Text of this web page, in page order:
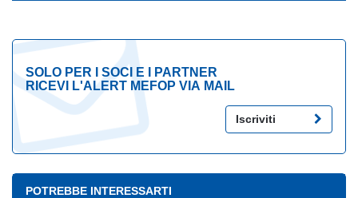
SOLO PER I SOCI E I PARTNER
RICEVI L'ALERT MEFOP VIA MAIL
Iscriviti
POTREBBE INTERESSARTI